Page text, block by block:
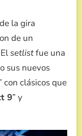
la gira
de un
setlistfue una
sus nuevos
con clásicos que
9” y